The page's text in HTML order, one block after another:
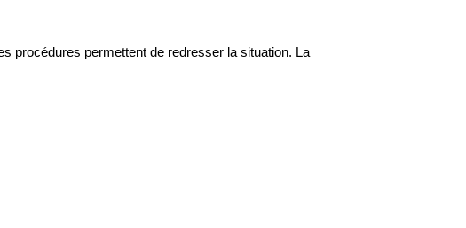
procédures permettent de redresser la situation. La